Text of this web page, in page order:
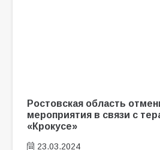
Ростовская область
мероприятия в связи с
«Крокусе»
23.03.2024